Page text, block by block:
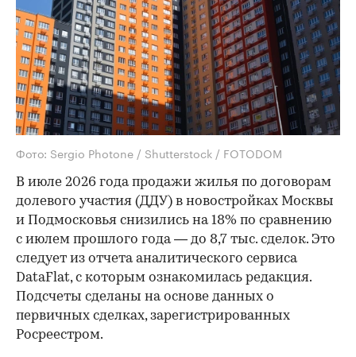
Фото: Sergio Photone / Shutterstock / FOTODOM
В июле 2026 года продажи жилья по договорам
долевого участия (ДДУ) в новостройках Москвы
и Подмосковья снизились на 18% по сравнению
с июлем прошлого года — до 8,7 тыс. сделок. Это
следует из отчета аналитического сервиса
DataFlat, с которым ознакомилась редакция.
Подсчеты сделаны на основе данных о
первичных сделках, зарегистрированных
Росреестром.